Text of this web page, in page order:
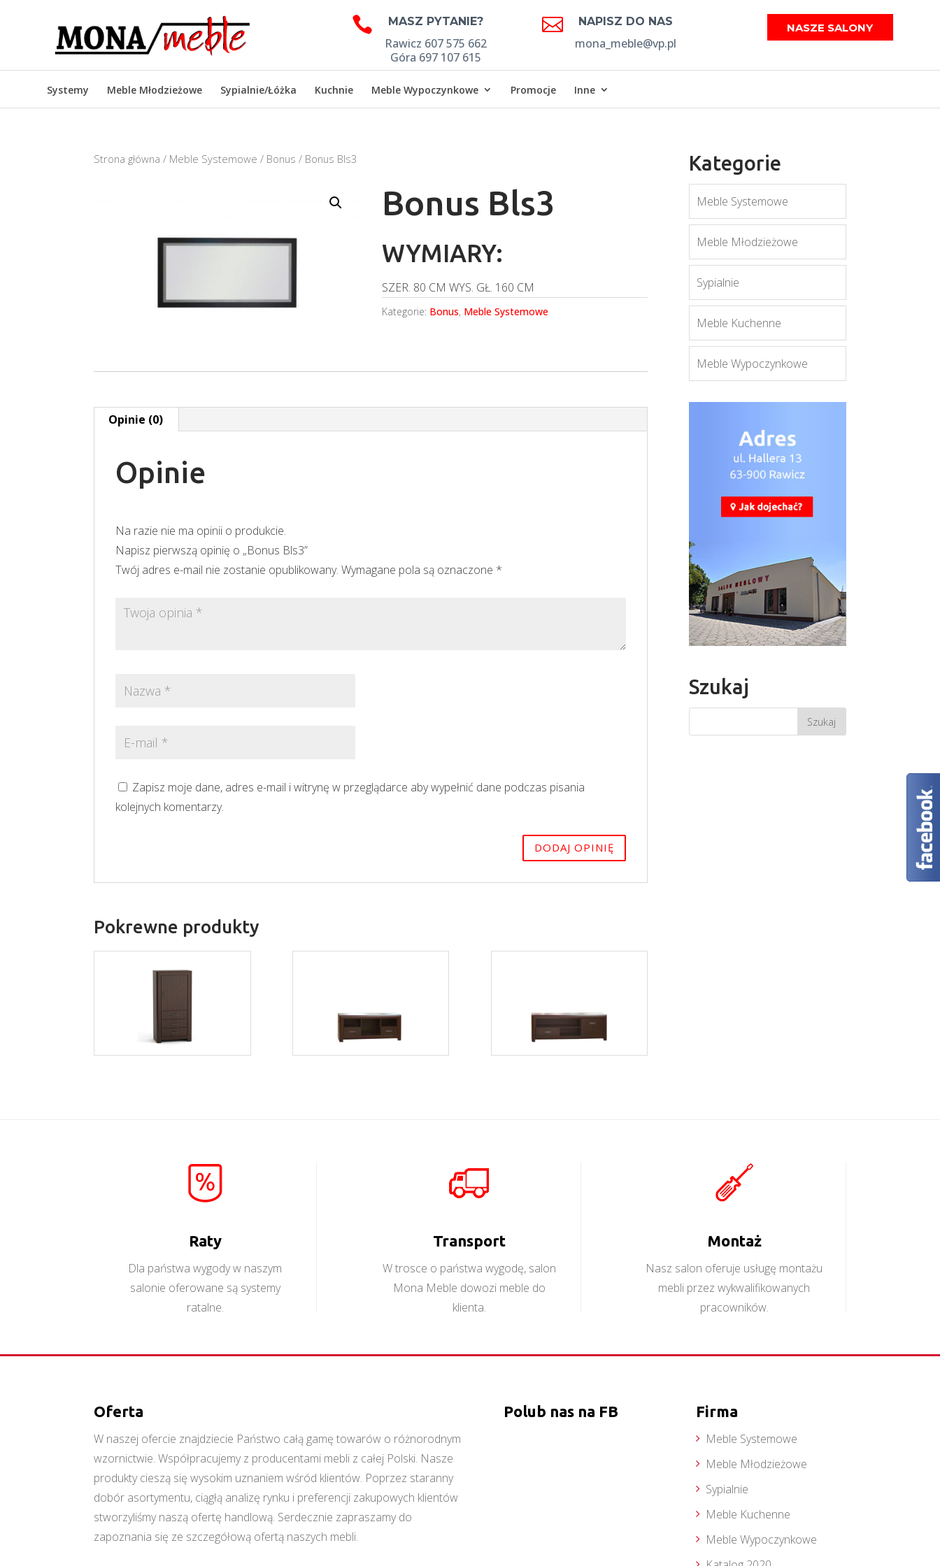
 MASZ PYTANIE?
Rawicz 607 575 662
Góra 697 107 615
 NAPISZ DO NAS
mona_meble@vp.pl
NASZE SALONY
Systemy Meble Młodzieżowe Sypialnie/Łóżka Kuchnie Meble Wypoczynkowe Promocje Inne
Strona główna / Meble Systemowe / Bonus / Bonus Bls3
Bonus Bls3
WYMIARY:
SZER. 80 CMWYS. GŁ. 160 CM
Kategorie: Bonus, Meble Systemowe
Opinie (0)
Opinie
Na razie nie ma opinii o produkcie.
Napisz pierwszą opinię o „Bonus Bls3”
Twój adres e-mail nie zostanie opublikowany. Wymagane pola są oznaczone *
Zapisz moje dane, adres e-mail i witrynę w przeglądarce aby wypełnić dane podczas pisania
kolejnych komentarzy.
Pokrewne produkty
Kategorie
Meble Systemowe
Meble Młodzieżowe
Sypialnie
Meble Kuchenne
Meble Wypoczynkowe
Szukaj
Raty
Dla państwa wygody w naszym
salonie oferowane są systemy
ratalne.
Transport
W trosce o państwa wygodę, salon
Mona Meble dowozi meble do
klienta.
Montaż
Nasz salon oferuje usługę montażu
mebli przez wykwalifikowanych
pracowników.
Oferta
W naszej ofercie znajdziecie Państwo całą gamę towarów o różnorodnym
wzornictwie. Współpracujemy z producentami mebli z całej Polski. Nasze
produkty cieszą się wysokim uznaniem wśród klientów. Poprzez staranny
dobór asortymentu, ciągłą analizę rynku i preferencji zakupowych klientów
stworzyliśmy naszą ofertę handlową. Serdecznie zapraszamy do
zapoznania się ze szczegółową ofertą naszych mebli.
Polub nas na FB Firma
Meble Systemowe
Meble Młodzieżowe
Sypialnie
Meble Kuchenne
Meble Wypoczynkowe